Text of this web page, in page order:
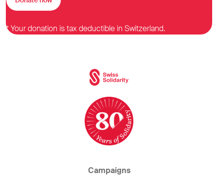
* Your donation is tax deductible in Switzerland.
Campaigns